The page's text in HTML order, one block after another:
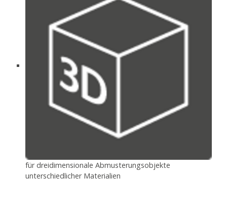
für dreidimensionale Abmusterungsobjekte
unterschiedlicher Materialien